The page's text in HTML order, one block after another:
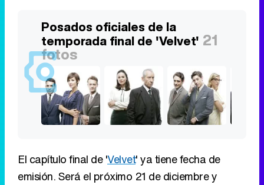
Posados oficiales de la
temporada final de 'Velvet' 21
fotos
El capítulo final de 'Velvet' ya tiene fecha de
emisión. Será el próximo 21 de diciembre y